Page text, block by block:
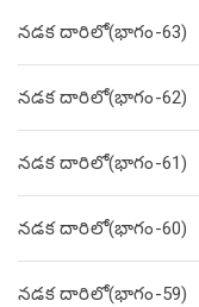
నడక దారిలో(భాగం-63)
నడక దారిలో(భాగం-62)
నడక దారిలో(భాగం-61)
నడక దారిలో(భాగం-60)
నడక దారిలో(భాగం-59)